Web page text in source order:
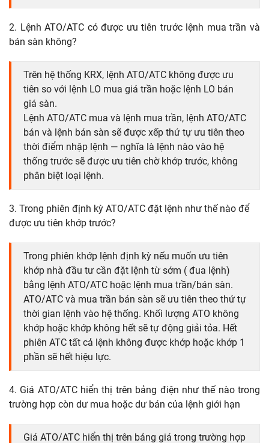
2. Lệnh ATO/ATC có được ưu tiên trước lệnh mua trần và
bán sàn không?
Trên hệ thống KRX, lệnh ATO/ATC không được ưu
tiên so với lệnh LO mua giá trần hoặc lệnh LO bán
giá sàn.
Lệnh ATO/ATC mua và lệnh mua trần, lệnh ATO/ATC
bán và lệnh bán sàn sẽ được xếp thứ tự ưu tiên theo
thời điểm nhập lệnh — nghĩa là lệnh nào vào hệ
thống trước sẽ được ưu tiên chờ khớp trước, không
phân biệt loại lệnh.
3. Trong phiên định kỳ ATO/ATC đặt lệnh như thế nào để
được ưu tiên khớp trước?
Trong phiên khớp lệnh định kỳ nếu muốn ưu tiên
khớp nhà đầu tư cần đặt lệnh từ sớm ( đua lệnh)
bằng lệnh ATO/ATC hoặc lệnh mua trần/bán sàn.
ATO/ATC và mua trần bán sàn sẽ ưu tiên theo thứ tự
thời gian lệnh vào hệ thống. Khối lượng ATO không
khớp hoặc khớp không hết sẽ tự động giải tỏa. Hết
phiên ATC tất cả lệnh không được khớp hoặc khớp 1
phần sẽ hết hiệu lực.
4. Giá ATO/ATC hiển thị trên bảng điện như thế nào trong
trường hợp còn dư mua hoặc dư bán của lệnh giới hạn
Giá ATO/ATC hiển thị trên bảng giá trong trường hợp